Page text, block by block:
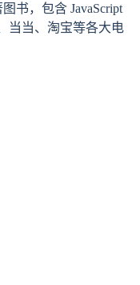
书，包含 JavaScript
当当、淘宝等各大电